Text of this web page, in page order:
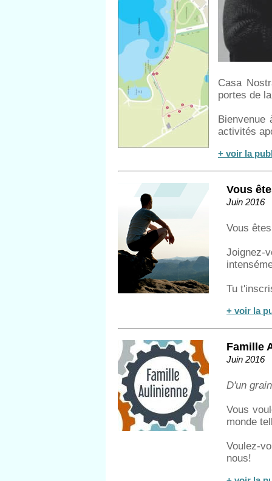
Casa
portes de
activités
+ voir la
Vous
Juin 2016
Vous
Tu
+ voir la
Famille
Juin 2016
D'un
Vous
monde
Voulez-
nous!